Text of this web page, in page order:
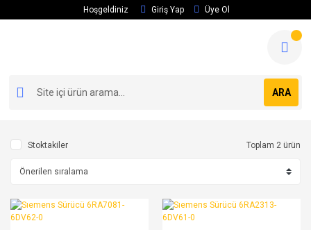
Hoşgeldiniz Giriş Yap Üye Ol
ARA
Stoktakiler Toplam 2 ürün